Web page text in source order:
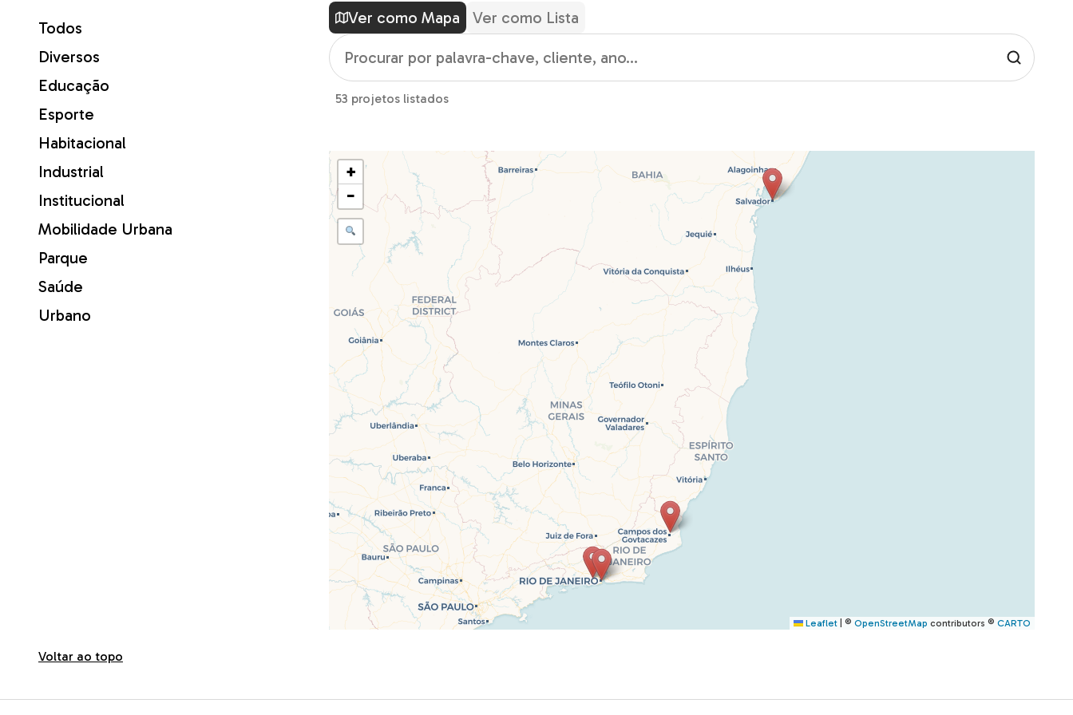
Todos
Diversos
Educação
Esporte
Habitacional
Industrial
Institucional
Mobilidade Urbana
Parque
Saúde
Urbano
Ver como Mapa Ver como Lista
53 projetos listados
+
−
Leaflet © OpenStreetMap contributors © CARTO
Voltar ao topo